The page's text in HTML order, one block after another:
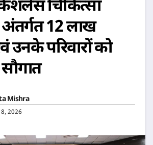
चिकित्सा
12 लाख
उनके परिवारों को
Mishra
8, 2026